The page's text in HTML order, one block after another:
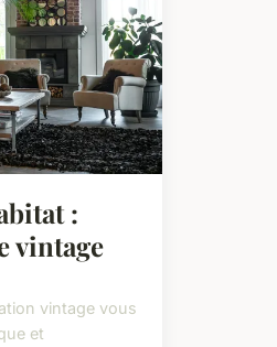
:
vintage
vintage vous
et